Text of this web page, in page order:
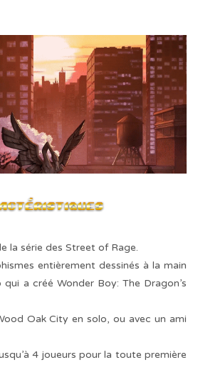
la série des Street of Rage.
entièrement dessinés à la main
a créé Wonder Boy: The Dragon’s
Oak City en solo, ou avec un ami
4 joueurs pour la toute première